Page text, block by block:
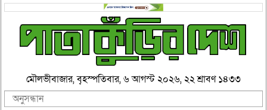
মৌলভীবাজার, বৃহস্পতিবার, ৬ আগস্ট ২০২৬, ২২ শ্রাবণ ১৪৩৩